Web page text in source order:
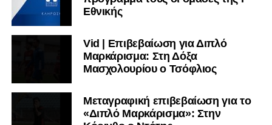
Εθνικής
Vid | Επιβεβαίωση για Διπλό
Μαρκάρισμα: Στη Δόξα
Μασχολουρίου ο Τσόφλιος
Μεταγραφική επιβεβαίωση για το
«Διπλό Μαρκάρισμα»: Στην